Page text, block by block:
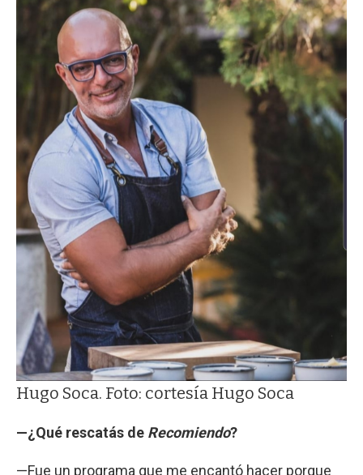
Hugo Soca. Foto: cortesía Hugo Soca
—¿Qué rescatás de Recomiendo?
—Fue un programa que me encantó hacer porque